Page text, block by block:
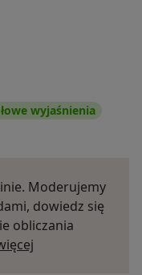
wyjaśnienia
Moderujemy
dowiedz się
obliczania